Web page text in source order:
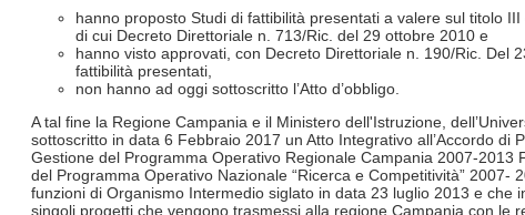
hanno proposto Studi di fattibilità presentati a valere sul titolo III
di cui Decreto Direttoriale n. 713/Ric. del 29 ottobre 2010 e
hanno visto approvati, con Decreto Direttoriale n. 190/Ric. Del
fattibilità presentati,
non hanno ad oggi sottoscritto l’Atto d’obbligo.
A tal fine la Regione Campania e il Ministero dell'Istruzione,
sottoscritto in data 6 Febbraio 2017 un Atto Integrativo all’Accordo di
Gestione del Programma Operativo Regionale Campania 2007-2013
del Programma Operativo Nazionale “Ricerca e Competitività” 2007-
funzioni di Organismo Intermedio siglato in data 23 luglio 2013 e che
singoli progetti che vengono trasmessi alla regione Campania con le